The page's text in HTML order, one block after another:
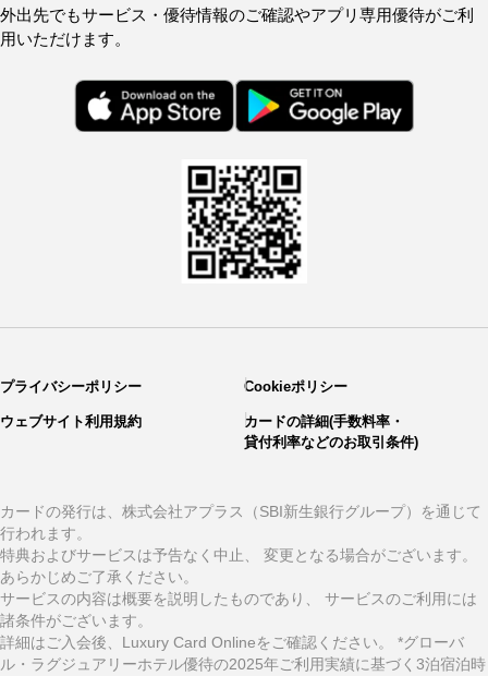
外出先でもサービス・優待情報のご確認やアプリ専用優待がご利
用いただけます。
プライバシーポリシー Cookieポリシー
ウェブサイト利用規約
カードの詳細(手数料率・
貸付利率などのお取引条件)
カードの発行は、株式会社アプラス（SBI新生銀行グループ）を通じて
行われます。
特典およびサービスは予告なく中止、 変更となる場合がございます。
あらかじめご了承ください。
サービスの内容は概要を説明したものであり、 サービスのご利用には
諸条件がございます。
詳細はご入会後、Luxury Card Onlineをご確認ください。 *グローバ
ル・ラグジュアリーホテル優待の2025年ご利用実績に基づく3泊宿泊時